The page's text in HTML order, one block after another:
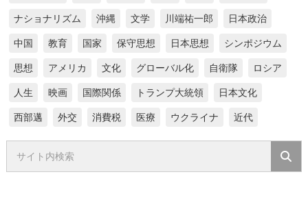
ナショナリズム 沖縄 文学 川端祐一郎 日本政治
中国 教育 国家 保守思想 日本思想 シンポジウム
思想 アメリカ 文化 グローバル化 自衛隊 ロシア
人生 映画 国際関係 トランプ大統領 日本文化
西部邁 外交 消費税 医療 ウクライナ 近代